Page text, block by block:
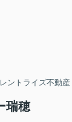
ントライズ不動産
瑞穂